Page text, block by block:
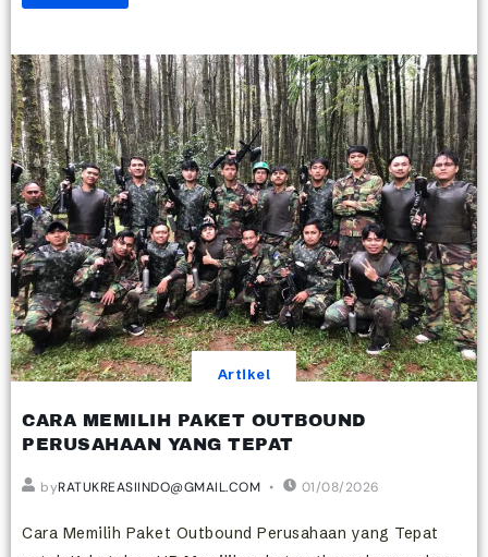
Artikel
CARA MEMILIH PAKET OUTBOUND
PERUSAHAAN YANG TEPAT
byRATUKREASIINDO@GMAIL.COM 01/08/2026
Cara Memilih Paket Outbound Perusahaan yang Tepat